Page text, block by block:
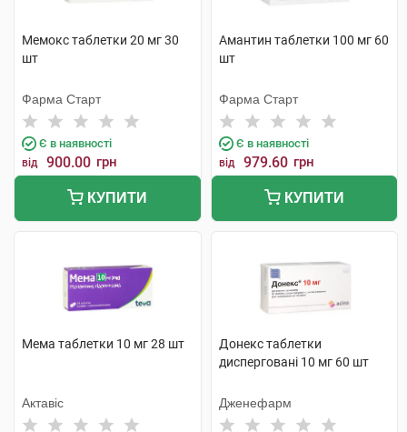
Мемокс таблетки 20 мг 30
шт
Фарма Старт
Є в наявності
від 900.00 грн
КУПИТИ
Амантин таблетки 100 мг 60
шт
Фарма Старт
Є в наявності
від 979.60 грн
КУПИТИ
Мема таблетки 10 мг 28 шт
Актавіс
Донекс таблетки
дисперговані 10 мг 60 шт
Дженефарм